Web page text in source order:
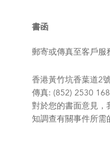
書函
郵寄或傳真至客戶服
香港黃竹坑香葉道2
傳真: (852) 2530
對於您的書面意見，
知調查有關事件所需